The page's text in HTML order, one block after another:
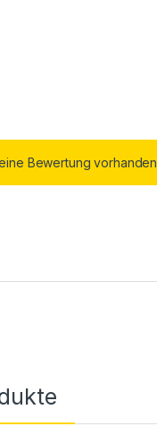
Bewertung vorhanden